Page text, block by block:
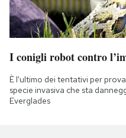
I conigli robot contro
È l'ultimo dei tentativi per
specie invasiva che sta
Everglades